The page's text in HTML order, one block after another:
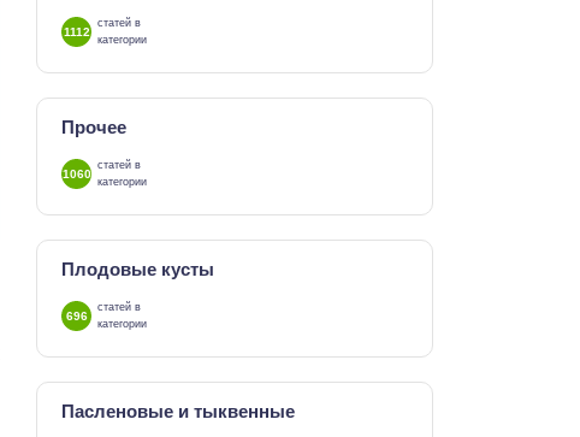
1112
статей в
категории
Прочее
1060
статей в
категории
Плодовые кусты
696
статей в
категории
Пасленовые и тыквенные